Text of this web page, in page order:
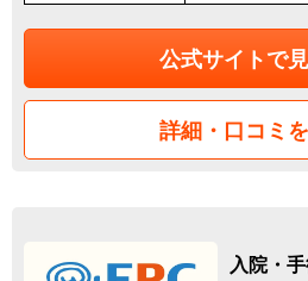
公式サイトで
詳細・口コミ
入院・